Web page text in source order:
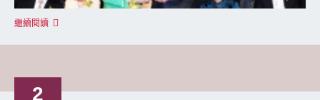
繼續閱讀
2